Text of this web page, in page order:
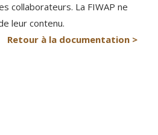
collaborateurs. La FIWAP ne
leur contenu.
Retour à la documentation >